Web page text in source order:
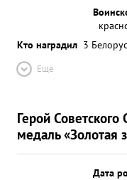
Кто наградил 3
Ещё
Герой
медаль «Золотая
Дата